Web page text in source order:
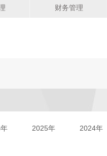
财务管理
2025年 2024年